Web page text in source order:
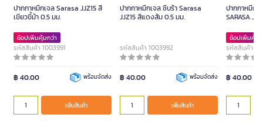
ปากกาหมึกเจล Sarasa JJZ15 สี
เขียวขี้ม้า 0.5 มม.
ช้อปเพิ่มคุ้มกว่า
รหัสสินค้า 1003991
฿ 40.00 พร้อมจัดส่ง
เพิ่มสินค้า
ปากกาหมึกเจล ซีบร้า Sarasa
JJZ15 สีแดงส้ม 0.5 มม.
รหัสสินค้า 1003992
฿ 40.00 พร้อมจัดส่ง
เพิ่มสินค้า
ปากกาหมึกเ
SARASA
ช้อปเพิ่มคุ้ม
รหัสสินค้า
฿ 40.00